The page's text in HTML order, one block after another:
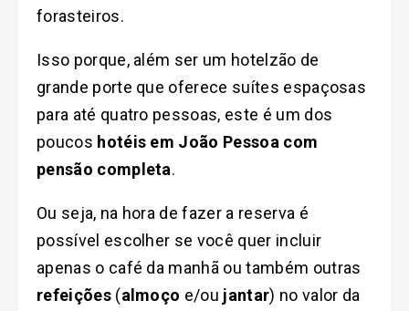
forasteiros.
Isso porque, além ser um hotelzão de
grande porte que oferece suítes espaçosas
para até quatro pessoas, este é um dos
poucos hotéis em João Pessoa com
pensão completa.
Ou seja, na hora de fazer a reserva é
possível escolher se você quer incluir
apenas o café da manhã ou também outras
refeições (almoço e/ou jantar) no valor da